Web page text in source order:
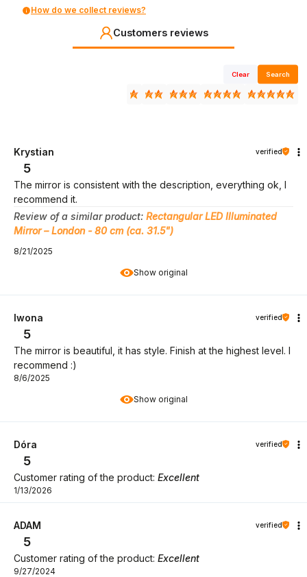
How do we collect reviews?
Customers reviews
Clear Search
Show original
Krystian verified
5
The mirror is consistent with the description, everything ok, I
recommend it.
Review of a similar product: Rectangular LED Illuminated
Mirror – London - 80 cm (ca. 31.5")
8/21/2025
Show original
Iwona verified
5
The mirror is beautiful, it has style. Finish at the highest level. I
recommend :)
8/6/2025
Dóra verified
5
Customer rating of the product: Excellent
1/13/2026
ADAM verified
5
Customer rating of the product: Excellent
9/27/2024